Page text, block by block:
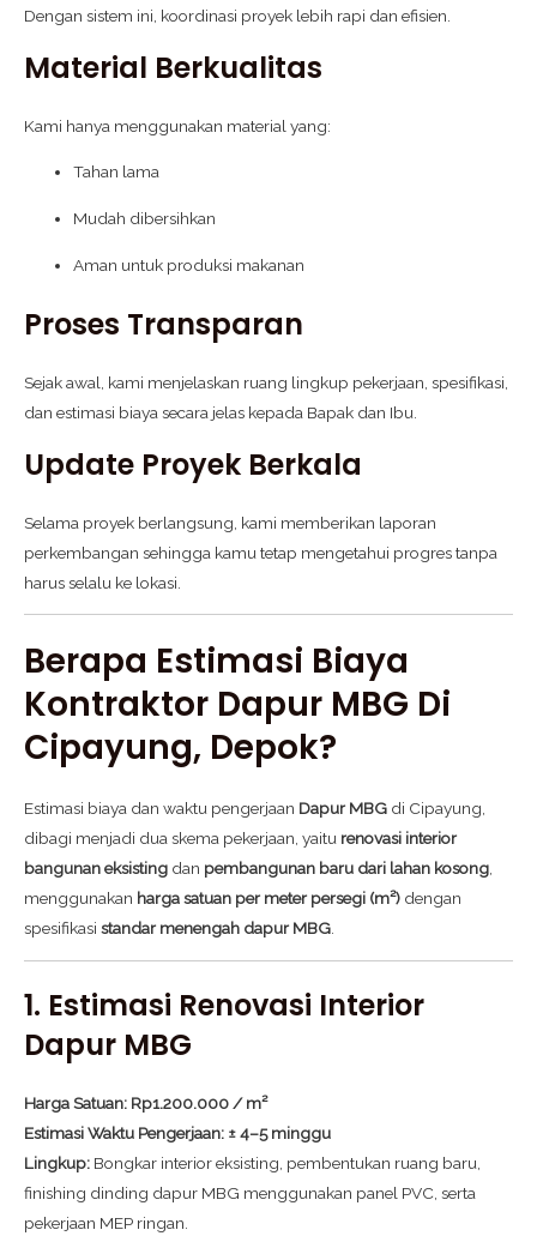
Dengan sistem ini, koordinasi proyek lebih rapi dan efisien.
Material Berkualitas
Kami hanya menggunakan material yang:
Tahan lama
Mudah dibersihkan
Aman untuk produksi makanan
Proses Transparan
Sejak awal, kami menjelaskan ruang lingkup pekerjaan, spesifikasi,
dan estimasi biaya secara jelas kepada Bapak dan Ibu.
Update Proyek Berkala
Selama proyek berlangsung, kami memberikan laporan
perkembangan sehingga kamu tetap mengetahui progres tanpa
harus selalu ke lokasi.
Berapa Estimasi Biaya
Kontraktor Dapur MBG Di
Cipayung, Depok?
Estimasi biaya dan waktu pengerjaan Dapur MBG di Cipayung,
dibagi menjadi dua skema pekerjaan, yaitu renovasi interior
bangunan eksisting dan pembangunan baru dari lahan kosong
menggunakan harga satuan per meter persegi (m²) dengan
spesifikasi standar menengah dapur MBG
1. Estimasi Renovasi Interior
Dapur MBG
Harga Satuan: Rp1.200.000 / m²
Estimasi Waktu Pengerjaan: ± 4–5 minggu
Lingkup: Bongkar interior eksisting, pembentukan ruang baru,
finishing dinding dapur MBG menggunakan panel PVC, serta
pekerjaan MEP ringan.